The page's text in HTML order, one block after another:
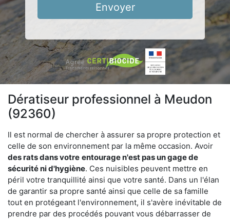
Envoyer
Dératiseur professionnel à Meudon
(92360)
Il est normal de chercher à assurer sa propre protection et
celle de son environnement par la même occasion. Avoir
des rats dans votre entourage n'est pas un gage de
sécurité ni d'hygiène. Ces nuisibles peuvent mettre en
péril votre tranquillité ainsi que votre santé. Dans un l'élan
de garantir sa propre santé ainsi que celle de sa famille
tout en protégeant l'environnement, il s'avère inévitable de
prendre par des procédés pouvant vous débarrasser de